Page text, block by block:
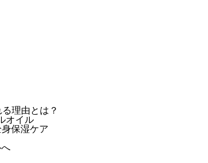
理由とは？
オイル
保湿ケア